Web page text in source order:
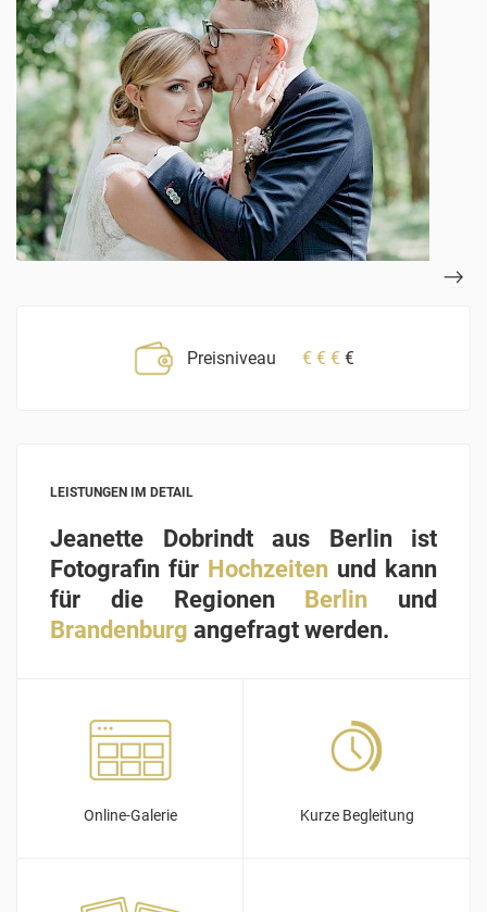
Preisniveau € € € €
LEISTUNGEN IM DETAIL
Jeanette Dobrindt aus Berlin ist
Fotografin für Hochzeiten und kann
für die Regionen
Berlin und
Brandenburg angefragt werden.
Online-Galerie Kurze Begleitung